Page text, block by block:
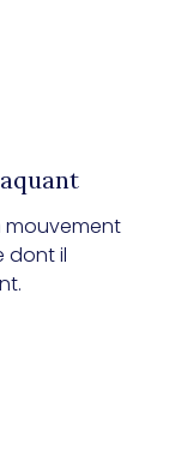
mouvement
dont il